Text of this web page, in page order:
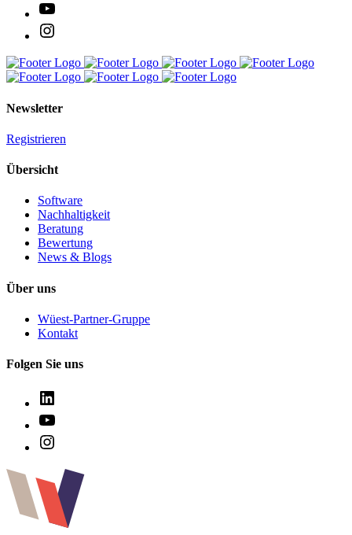
Newsletter
Registrieren
Übersicht
Software
Nachhaltigkeit
Beratung
Bewertung
News & Blogs
Über uns
Wüest-Partner-Gruppe
Kontakt
Folgen Sie uns